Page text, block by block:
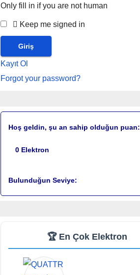
Only fill in if you are not human
Keep me signed in
Kayıt Ol
Forgot your password?
Hoş geldin, şu an sahip olduğun puan:
0 Elektron
Bulunduğun Seviye:
🏆 En Çok Elektron